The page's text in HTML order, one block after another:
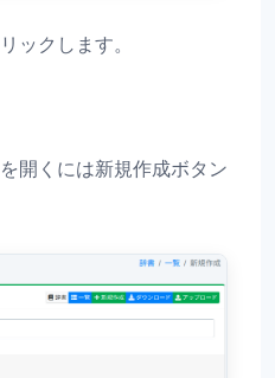
ックします。
開くには新規作成ボタン